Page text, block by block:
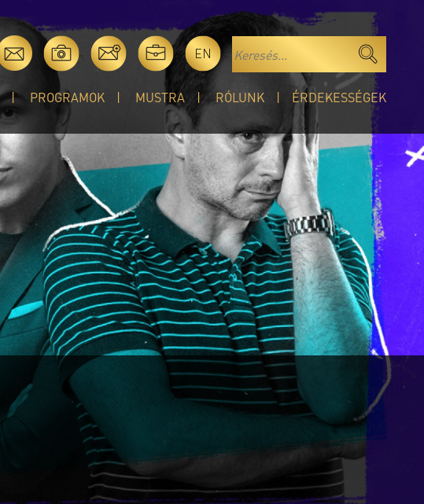
EN
PROGRAMOK MUSTRA RÓLUNK ÉRDEKESSÉGEK